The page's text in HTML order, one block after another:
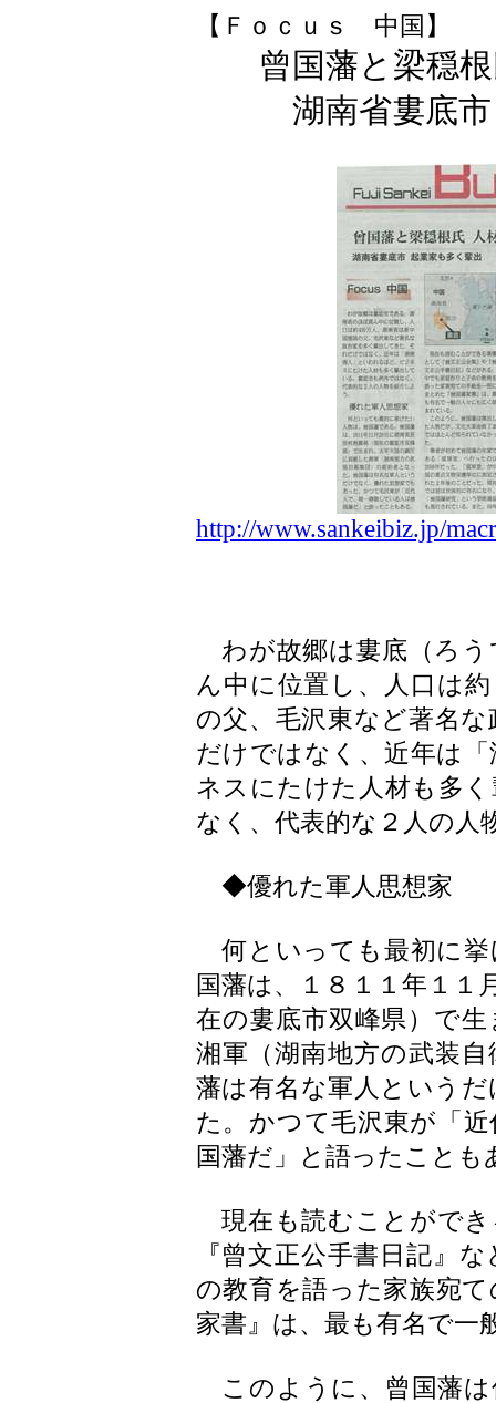
【Ｆｏｃｕｓ 中国】
曾国藩と梁穏
湖南省婁底
http://www.sankeibiz.jp/
わが故郷は婁底（ろう
ん中に位置し、人口は
の父、毛沢東など著名
だけではなく、近年は
ネスにたけた人材も多
なく、代表的な２人の人
◆優れた軍人思想家
何といっても最初に挙
国藩は、１８１１年１１
在の婁底市双峰県）で
湘軍（湖南地方の武装
藩は有名な軍人という
た。かつて毛沢東が「
国藩だ」と語ったことも
現在も読むことができ
『曾文正公手書日記』
の教育を語った家族宛
家書』は、最も有名で一
このように、曾国藩は